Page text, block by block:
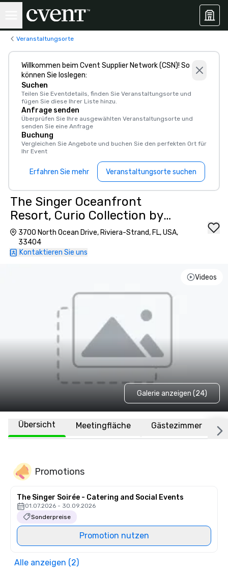
Veranstaltungsorte
Willkommen beim Cvent Supplier Network (CSN)! So
können Sie loslegen:
Suchen
Teilen Sie Eventdetails, finden Sie Veranstaltungsorte und
fügen Sie diese Ihrer Liste hinzu.
Anfrage senden
Überprüfen Sie Ihre ausgewählten Veranstaltungsorte und
senden Sie eine Anfrage
Buchung
Vergleichen Sie Angebote und buchen Sie den perfekten Ort für
Ihr Event
Erfahren Sie mehr Veranstaltungsorte suchen
The Singer Oceanfront
Resort, Curio Collection by
Hilton
3700 North Ocean Drive, Riviera-Strand, FL, USA,
33404
Kontaktieren Sie uns
Videos
Galerie anzeigen (24)
Übersicht Meetingfläche Gästezimmer
Promotions
The Singer Soirée - Catering and Social Events
01.07.2026 - 30.09.2026
Sonderpreise
Promotion nutzen
Alle anzeigen (2)